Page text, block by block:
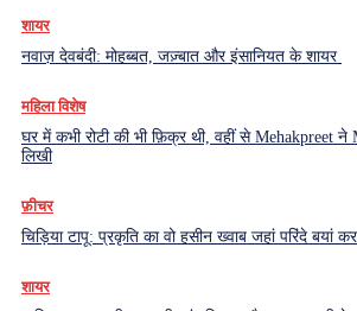
शायर
नवाज़ देवबंदी: मोहब्बत, जज़्बात और इंसानियत के शायर
महिला विशेष
घर में कभी रोटी की भी फ़िक्र थी, वहीं से Mehakpreet
लिखी
फ़ीचर
चिड़िया टापू: प्रकृति का वो हसीन ख्वाब जहां परिंदे बयां
शायर